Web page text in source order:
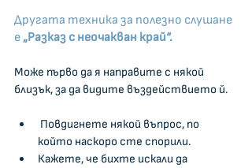
Другата техника за полезно слушане
е „Разказ с неочакван край“.
Може първо да я направите с някой
близък, за да видите въздействието й.
Повдигнете някой въпрос, по
който наскоро сте спорили.
Кажете, че бихте искали да